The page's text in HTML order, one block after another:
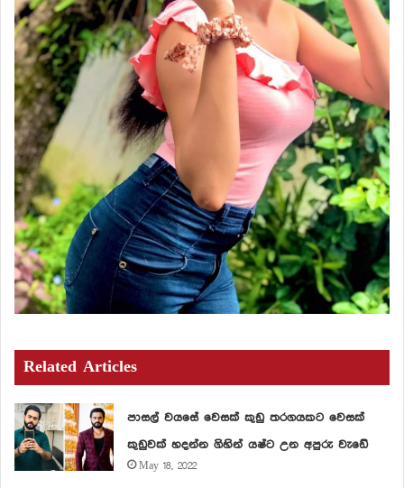
Related Articles
පාසල් වයසේ වෙසක් කුඩු තරගයකට වෙසක්
කුඩුවක් හදන්න ගිහින් යෂ්ට උන අපුරු වැඩේ
May 18, 2022